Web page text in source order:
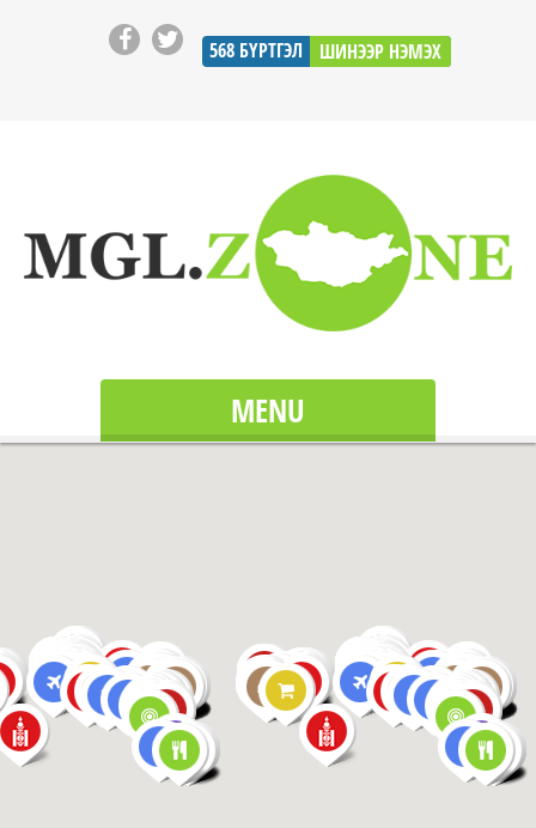
568 БҮРТГЭЛ ШИНЭЭР НЭМЭХ
MENU